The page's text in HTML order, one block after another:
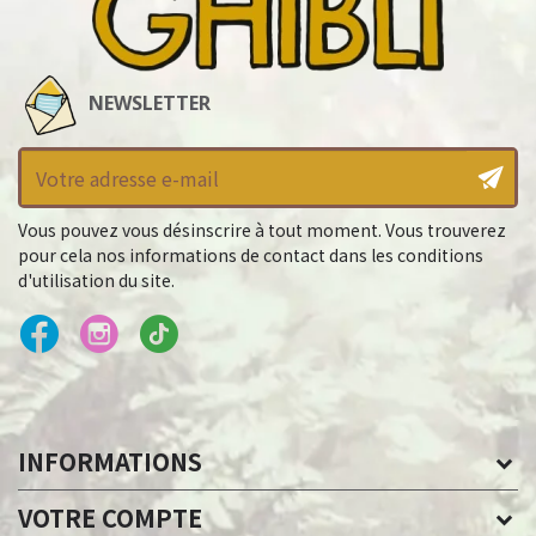
NEWSLETTER
Vous pouvez vous désinscrire à tout moment. Vous trouverez
pour cela nos informations de contact dans les conditions
d'utilisation du site.
INFORMATIONS
VOTRE COMPTE